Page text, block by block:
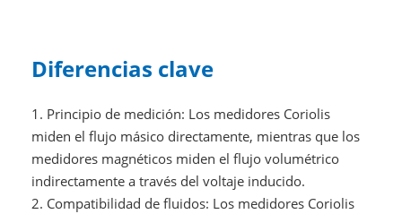
Diferencias clave
1. Principio de medición: Los medidores Coriolis
miden el flujo másico directamente, mientras que los
medidores magnéticos miden el flujo volumétrico
indirectamente a través del voltaje inducido.
2. Compatibilidad de fluidos: Los medidores Coriolis